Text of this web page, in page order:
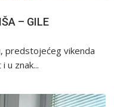
– GILE
predstojećeg vikenda
u znak...